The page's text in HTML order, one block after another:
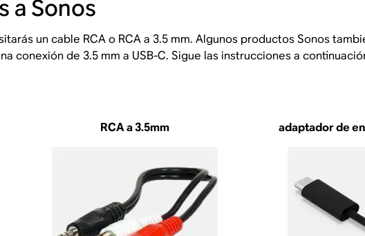
a Sonos
un cable RCA o RCA a 3.5 mm. Algunos productos Sonos
conexión de 3.5 mm a USB-C. Sigue las instrucciones a
RCA a 3.5mm adaptador de